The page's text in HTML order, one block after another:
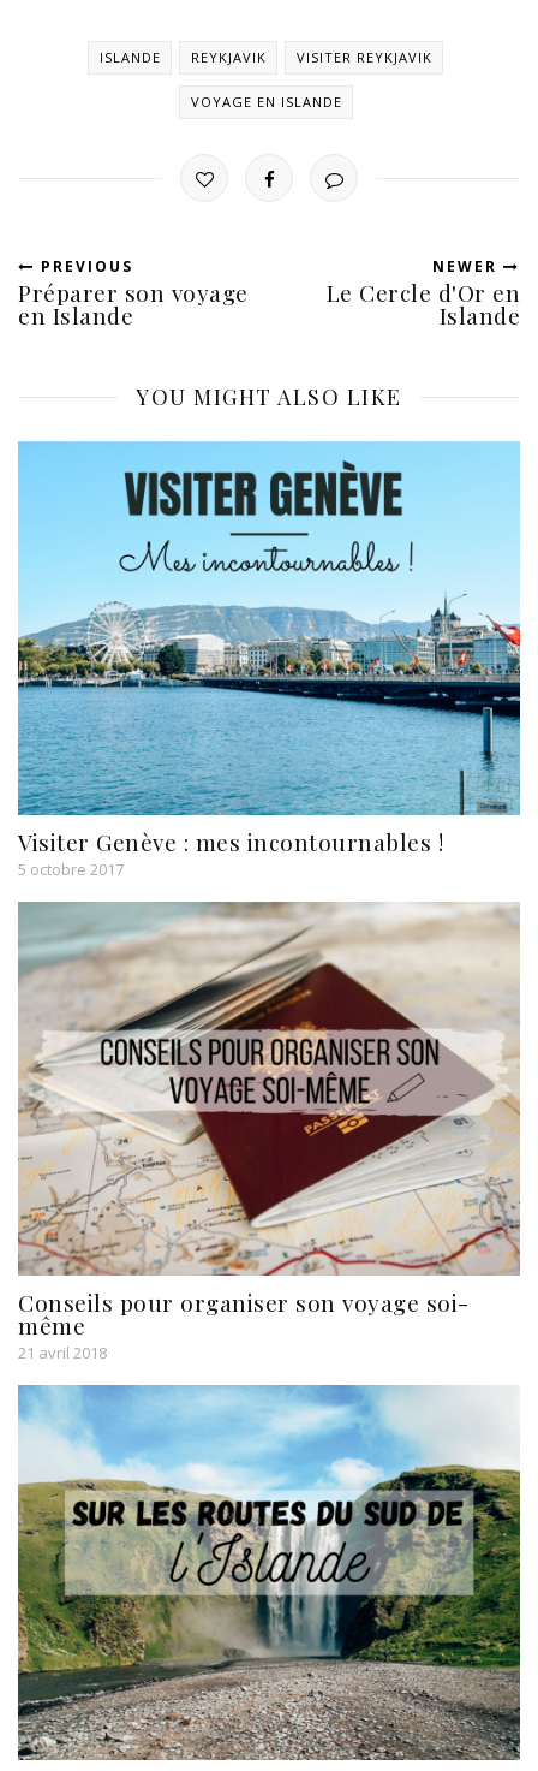
ISLANDE REYKJAVIK VISITER REYKJAVIK
VOYAGE EN ISLANDE
PREVIOUS
Préparer son voyage
en Islande
NEWER
Le Cercle d'Or en
Islande
YOU MIGHT ALSO LIKE
Visiter Genève : mes incontournables !
5 octobre 2017
Conseils pour organiser son voyage soi-
même
21 avril 2018